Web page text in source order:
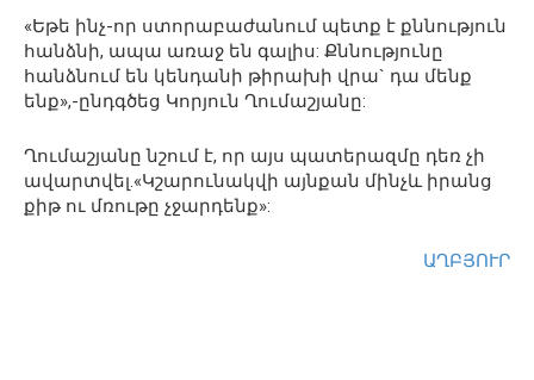
«Եթե ինչ-որ ստորաբաժանում պետք է քննություն
հանձնի, ապա առաջ են գալիս: Քննությունը
հանձնում են կենդանի թիրախի վրա` դա մենք
ենք»,-ընդգծեց Կորյուն Ղումաշյանը:
Ղումաշյանը նշում է, որ այս պատերազմը դեռ չի
ավարտվել.«Կշարունակվի այնքան մինչև իրանց
քիթ ու մռութը չջարդենք»:
ԱՂԲՅՈՒՐ